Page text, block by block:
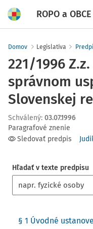
ROPO a OBCE
Domov Legislatíva
221/1996
správnom
Slovenskej
Schválený: 03.07.1996
Paragrafové znenie
Sledovať predpis
Hľadať v texte predpisu
§ 1 Úvodné